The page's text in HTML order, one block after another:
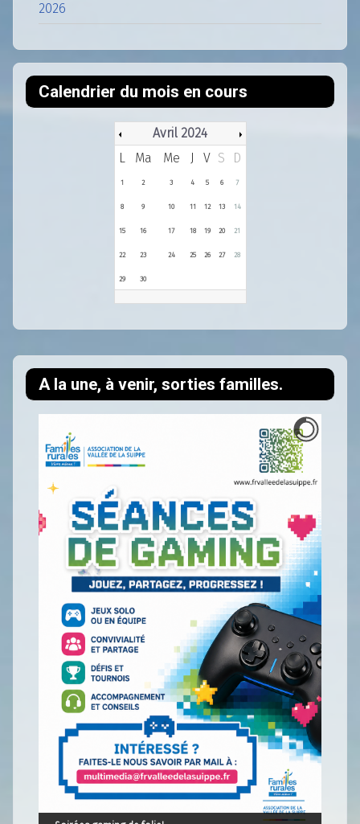
A la une, à venir, sorties familles.
2026
Calendrier du mois en cours
Avril 2024
L
Ma Me J V S D
1 2 3 4 5 6 7
8 9 10 11 12 13 14
15 16 17 18 19 20 21
22 23 24 25 26 27 28
29 30